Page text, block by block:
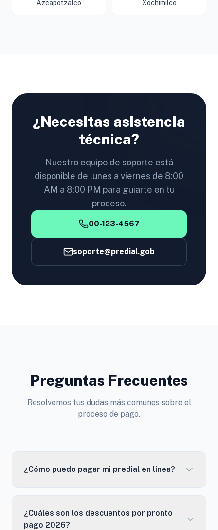
Azcapotzalco Xochimilco
¿Necesitas asistencia
técnica?
Nuestro equipo de soporte está
disponible de lunes a viernes de 8:00
AM a 8:00 PM para guiarte en tu
proceso.
00-123-4567
soporte@predial.gob
Preguntas Frecuentes
Resolvemos tus dudas más comunes sobre el
proceso de pago.
¿Cómo puedo pagar mi predial en línea?
¿Cuáles son los descuentos por pronto
pago 2026?